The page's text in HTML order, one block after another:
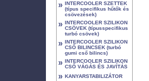
» INTERCOOLER SZETTEK
(típus specifikus hűtők és
csövezések)
» INTERCOOLER SZILIKON
CSÖVEK (típusspecifikus
turbó csövek)
» INTERCOOLER SZILIKON
CSŐ BILINCSEK (turbó
gumi cső bilincs)
» INTERCOOLER SZILIKON
CSŐ VÁGÁS ÉS JAVÍTÁS
» KANYARSTABILIZÁTOR